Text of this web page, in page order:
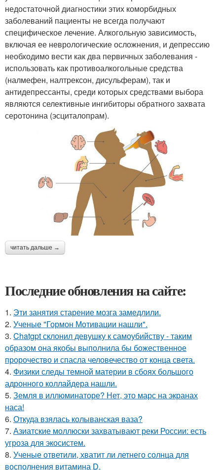
недостаточной диагностики этих коморбидных
заболеваний пациенты не всегда получают
специфическое лечение. Алкогольную зависимость,
включая ее неврологические осложнения, и депрессию
необходимо вести как два первичных заболевания -
использовать как противоалкогольные средства
(налмефен, налтрексон, дисульферам), так и
антидепрессанты, среди которых средствами выбора
являются селективные ингибиторы обратного захвата
серотонина (эсциталопрам).
читать дальше →
Последние обновления на сайте:
1. Эти занятия старение мозга замедлили.
2. Ученые "Гормон Мотивации нашли".
3. Chatgpt склонил девушку к самоубийству - таким
образом она якобы выполнила бы божественное
пророчество и спасла человечество от конца света.
4. Физики следы темной материи в сбоях большого
адронного коллайдера нашли.
5. Земля в иллюминаторе? Нет, это марс на экранах
наса!
6. Откуда взялась колыванская ваза?
7. Азиатские моллюски захватывают реки России: есть
угроза для экосистем.
8. Ученые ответили, хватит ли летнего солнца для
восполнения витамина D.